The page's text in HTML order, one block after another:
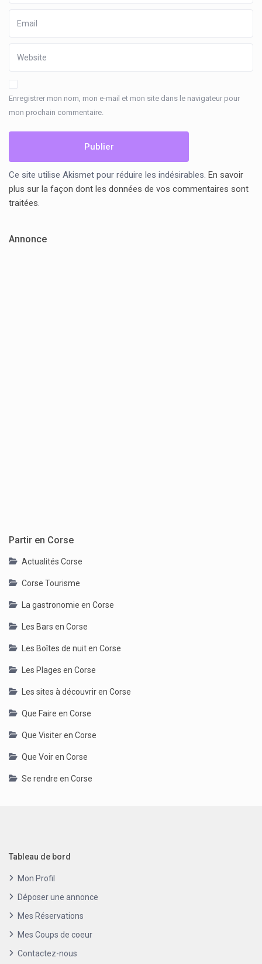
Enregistrer mon nom, mon e-mail et mon site dans le navigateur pour
mon prochain commentaire.
Ce site utilise Akismet pour réduire les indésirables.En savoir
plus sur la façon dont les données de vos commentaires sont
traitées.
Annonce
Partir en Corse
Actualités Corse
Corse Tourisme
La gastronomie en Corse
Les Bars en Corse
Les Boîtes de nuit en Corse
Les Plages en Corse
Les sites à découvrir en Corse
Que Faire en Corse
Que Visiter en Corse
Que Voir en Corse
Se rendre en Corse
Tableau de bord
Mon Profil
Déposer une annonce
Mes Réservations
Mes Coups de coeur
Contactez-nous